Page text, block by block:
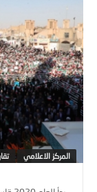
المركز الاعلامي